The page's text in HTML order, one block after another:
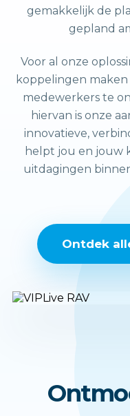
gemakkelijk de
gepland
Voor al onze
koppelingen
medewerkers te
hiervan is onze
innovatieve,
helpt jou en jouw
uitdagingen
Ontdek